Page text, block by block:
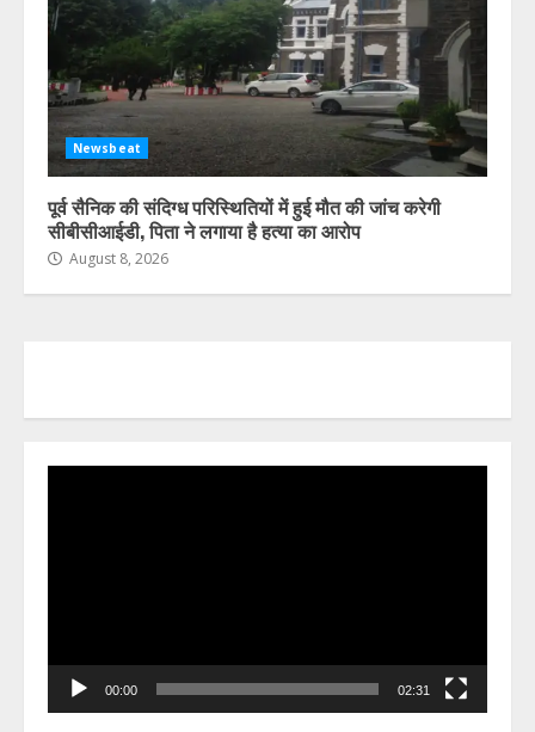
Newsbeat
पूर्व सैनिक की संदिग्ध परिस्थितियों में हुई मौत की जांच करेगी
सीबीसीआईडी, पिता ने लगाया है हत्या का आरोप
August 8, 2026
00:00 02:31